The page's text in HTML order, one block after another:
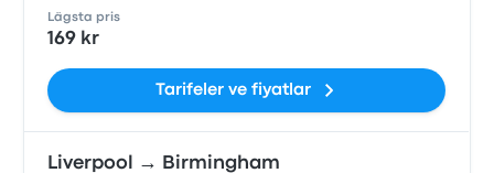
Lägsta pris
169 kr
Tarifeler ve fiyatlar
Liverpool → Birmingham